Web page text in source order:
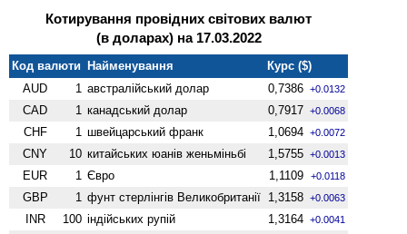
Котирування провідних світових валют
(в доларах) на 17.03.2022
Код валюти Найменування
Курс ($)
AUD
1 австралійський долар 0,7386 +0.0132
CAD 1 канадський долар 0,7917 +0.0068
CHF 1 швейцарський франк 1,0694 +0.0072
CNY 10 китайських юанів женьмiньбi 1,5755 +0.0013
EUR 1 Євро 1,1109 +0.0118
GBP 1 фунт стерлінгів Велико­британії 1,3158 +0.0063
INR 100 індійських рупій 1,3164 +0.0041